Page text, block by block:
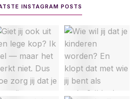
INSTAGRAM POSTS